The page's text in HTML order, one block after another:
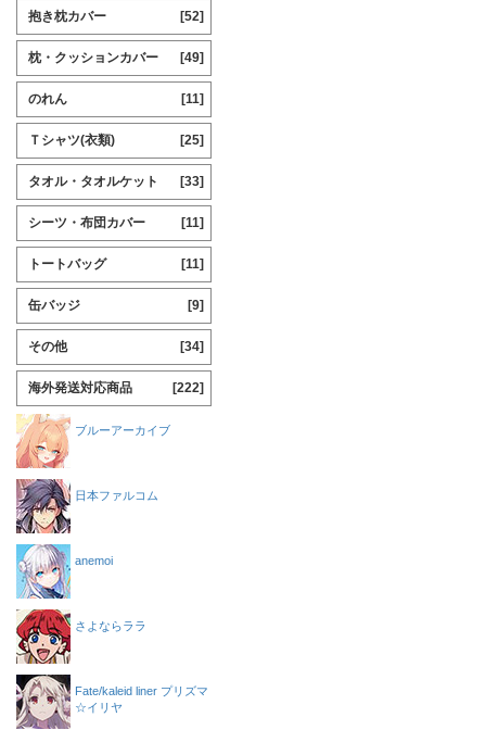
抱き枕カバー [52]
枕・クッションカバー [49]
のれん [11]
Ｔシャツ(衣類) [25]
タオル・タオルケット [33]
シーツ・布団カバー [11]
トートバッグ [11]
缶バッジ [9]
その他 [34]
海外発送対応商品 [222]
ブルーアーカイブ
日本ファルコム
anemoi
さよならララ
Fate/kaleid liner プリズマ
☆イリヤ